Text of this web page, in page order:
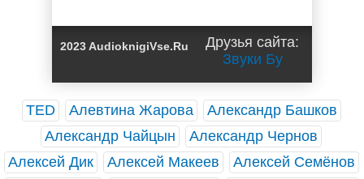
2023 AudioknigiVse.Ru
Друзья сайта:
Звуки Бу
TED Алевтина Жарова
Александр Башков
Александр Чайцын
Александр Чернов
Алексей Дик
Алексей Макеев
Алексей Семёнов